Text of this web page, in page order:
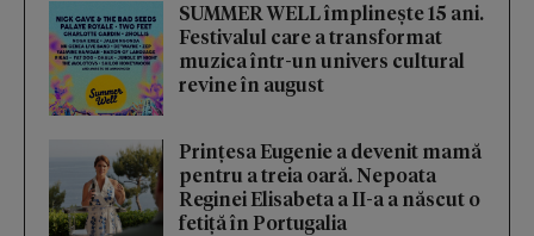
SUMMER WELL împlinește 15 ani.
Festivalul care a transformat
muzica într-un univers cultural
revine în august
Prințesa Eugenie a devenit mamă
pentru a treia oară. Nepoata
Reginei Elisabeta a II-a a născut o
fetiță în Portugalia